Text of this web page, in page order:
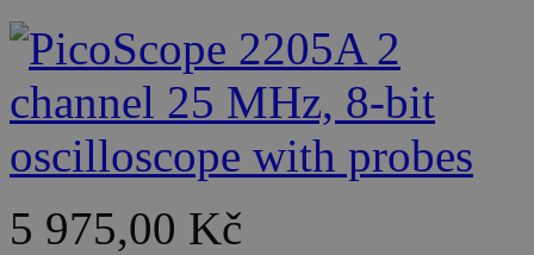
5 975,00 Kč